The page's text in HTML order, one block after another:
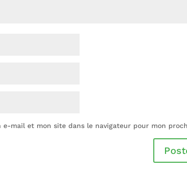
e-mail et mon site dans le navigateur pour mon